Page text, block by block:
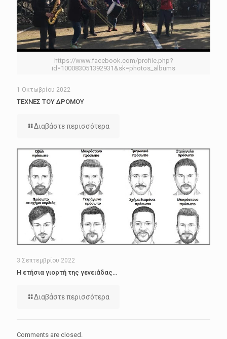
https://www.facebook.com/profile.php?
id=100083051392931&sk=photos_albums
1 Οκτωβρίου 2022
ΤΕΧΝΕΣ ΤΟΥ ΔΡΟΜΟΥ
Διαβάστε περισσότερα
3 Σεπτεμβρίου 2022
Η ετήσια γιορτή της γενειάδας…
Διαβάστε περισσότερα
Comments are closed.